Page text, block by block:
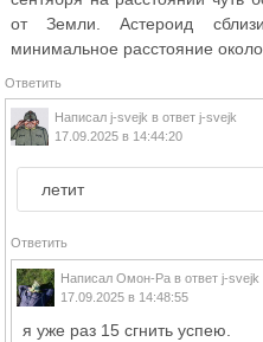
от Земли. Астероид
минимальное расстояние
Ответить
Написал j-svejk в ответ j-svejk
17.09.2025 в 14:44:20
летит
Ответить
Написал Омон-Ра в ответ j-svejk
17.09.2025 в 14:48:55
я уже раз 15 сгнить успею.